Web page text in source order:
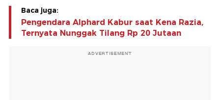
Baca juga:
Pengendara Alphard Kabur saat Kena Razia,
Ternyata Nunggak Tilang Rp 20 Jutaan
ADVERTISEMENT